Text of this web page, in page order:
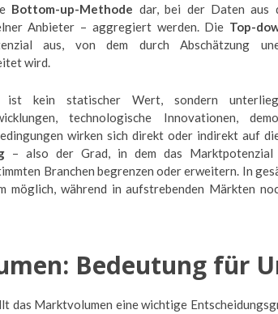
Bottom-up-Methode dar, bei der Daten aus
Anbieter – aggregiert werden. Die Top-
aus, von dem durch Abschätzung
wird.
ist kein statischer Wert, sondern
technologische Innovationen,
wirken sich direkt oder indirekt auf
– also der Grad, in dem das
Branchen begrenzen oder erweitern. In
möglich, während in aufstrebenden Märkten
Bedeutung für
das Marktvolumen eine wichtige